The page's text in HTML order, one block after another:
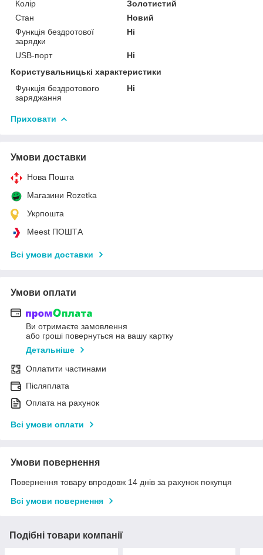
Колір
Золотистий
Стан
Новий
Функція бездротової
зарядки
Ні
USB-порт
Ні
Користувальницькі характеристики
Функція бездротового
заряджання
Ні
Приховати
Умови доставки
Нова Пошта
Магазини Rozetka
Укрпошта
Meest ПОШТА
Всі умови доставки
Умови оплати
Ви отримаєте замовлення
або гроші повернуться на вашу картку
Детальніше
Оплатити частинами
Післяплата
Оплата на рахунок
Всі умови оплати
Умови повернення
Повернення товару впродовж 14 днів за рахунок покупця
Всі умови повернення
Подібні товари компанії